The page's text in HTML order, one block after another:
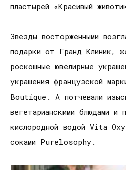
пластырей «Красивый
Звезды восторженными
подарки от Гранд Клиник,
роскошные ювелирные
украшения французской
Boutique. А потчевали
вегетарианскими блюдами и
кислородной водой Vita
соками Purelosophy.